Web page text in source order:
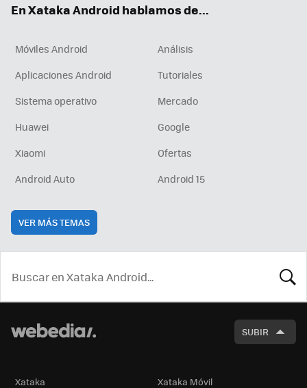
En Xataka Android hablamos de...
Móviles Android
Análisis
Aplicaciones Android
Tutoriales
Sistema operativo
Mercado
Huawei
Google
Xiaomi
Ofertas
Android Auto
Android 15
VER MÁS TEMAS
SUBIR
Xataka Xataka Móvil